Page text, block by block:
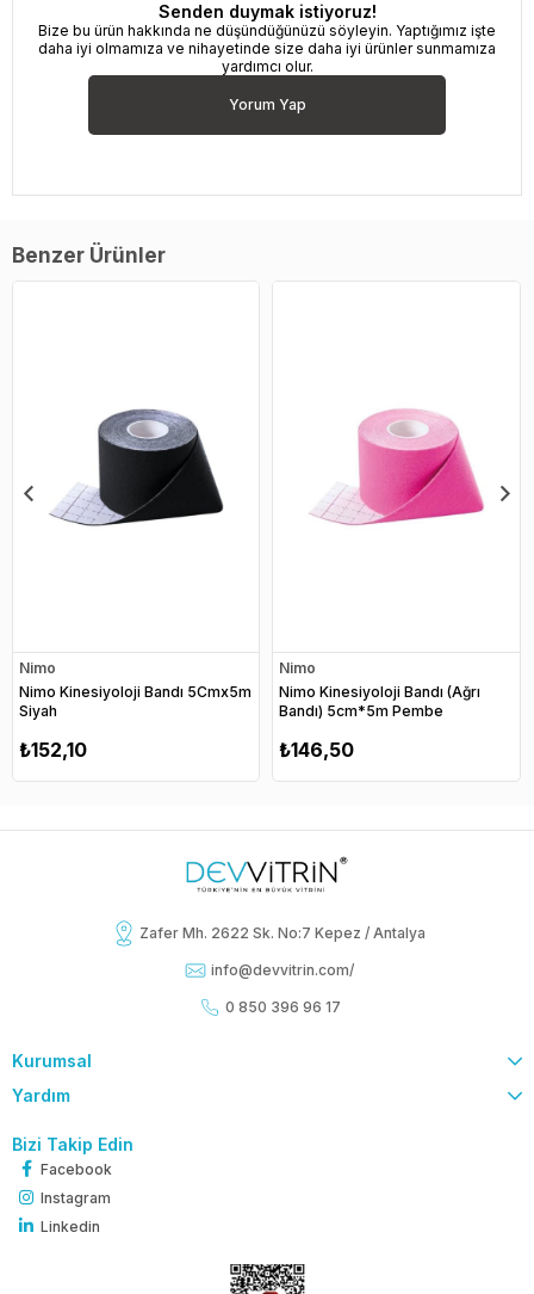
Senden duymak istiyoruz!
Bize bu ürün hakkında ne düşündüğünüzü söyleyin. Yaptığımız işte
daha iyi olmamıza ve nihayetinde size daha iyi ürünler sunmamıza
yardımcı olur.
Yorum Yap
Benzer Ürünler
Nimo
Nimo Kinesiyoloji Bandı 5Cmx5m
Siyah
₺152,10
Nimo
Nimo Kinesiyoloji Bandı (Ağrı
Bandı) 5cm*5m Pembe
₺146,50
Zafer Mh. 2622 Sk. No:7 Kepez / Antalya
info@devvitrin.com/
0 850 396 96 17
Kurumsal
Yardım
Bizi Takip Edin
Facebook
Instagram
Linkedin